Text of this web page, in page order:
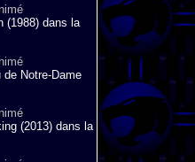
(1988) dans la
Notre-Dame
(2013) dans la